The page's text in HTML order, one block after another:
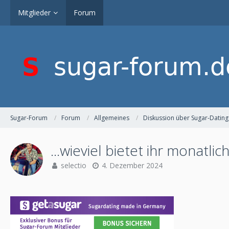
Mitglieder Forum
Sugar-Forum Forum Allgemeines Diskussion über Sugar-Dating
...wieviel bietet ihr
selectio 4. Dezember 2024